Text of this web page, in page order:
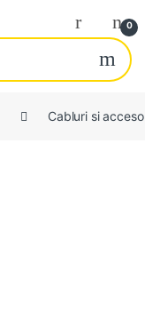
0
Cabluri si